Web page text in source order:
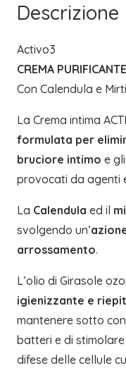
Descrizione
Activo3
CREMA
Con Calendula e
La Crema intima
formulata per
bruciore intimo e
provocati da agenti
La Calendula ed il
svolgendo un’
arrossamento.
L’olio di Girasole
igienizzante e
mantenere sotto
batteri e di
difese delle cellule